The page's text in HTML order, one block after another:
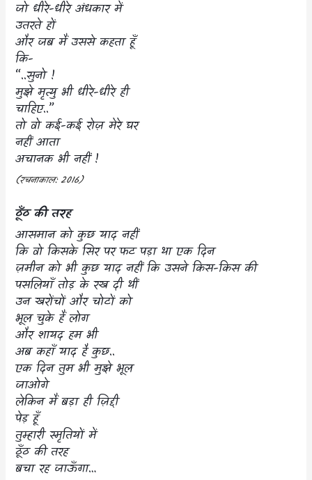
जो धीरे-धीरे अंधकार में
उतरते हों
और जब मैं उससे कहता हूँ
कि-
“..सुनो !
मुझे मृत्यु भी धीरे-धीरे ही
चाहिए..”
तो वो कई-कई रोज़ मेरे घर
नहीं आता
अचानक भी नहीं !
(रचनाकाल:2016)
ठूँठ की तरह
आसमान को कुछ याद नहीं
कि वो किसके सिर पर फट पड़ा था एक दिन
ज़मीन को भी कुछ याद नहीं कि उसने किस-किस की
पसलियाँ तोड़ के रख दी थीं
उन खरोंचों और चोटों को
भूल चुके हैं लोग
और शायद हम भी
अब कहाँ याद है कुछ..
एक दिन तुम भी मुझे भूल
जाओगे
लेकिन मैं बड़ा ही ज़िद्दी
पेड़ हूँ
तुम्हारी स्मृतियों में
ठूँठ की तरह
बचा रह जाऊँगा…